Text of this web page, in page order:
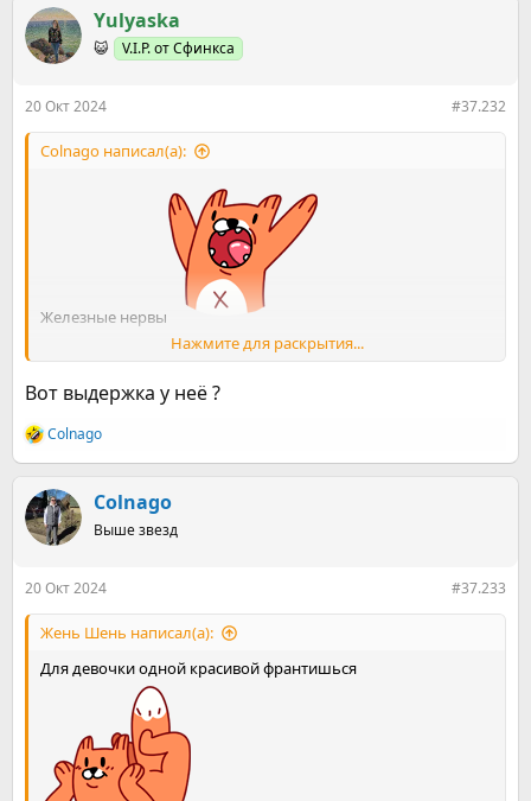
к
ц
и
Yulyaska
😺 V.I.P. от Сфинкса
20 Окт 2024 #37.232
Colnago написал(а):
Железные нервы
Посмотреть вложение 2071125
Нажмите для раскрытия...
Вот выдержка у неё ?
Р
е
к
ц
и
Colnago
Colnago
Выше звезд
20 Окт 2024 #37.233
Жень Шень написал(а):
Для девочки одной красивой франтишься